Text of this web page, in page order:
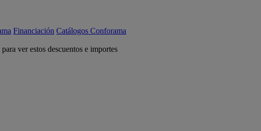
Financiación Catálogos Conforama
ver estos descuentos e importes